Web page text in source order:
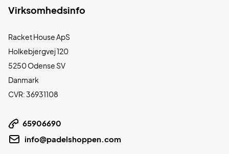
Virksomhedsinfo
Racket House ApS
Holkebjergvej 120
5250 Odense SV
Danmark
CVR: 36931108
65906690
info@padelshoppen.com